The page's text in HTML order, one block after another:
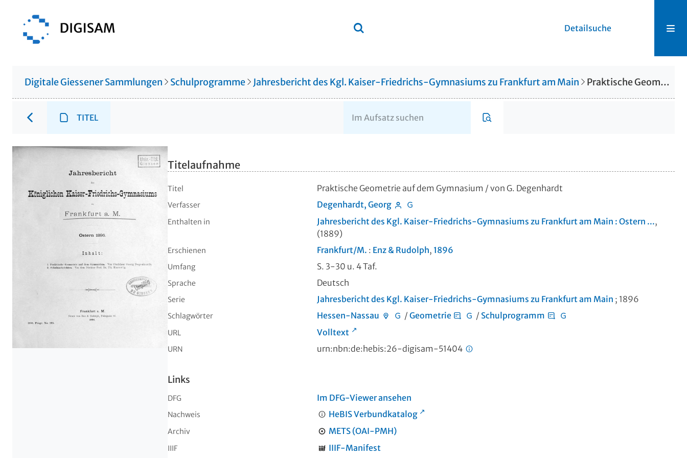
Detailsuche
Digitale Giessener Sammlungen Schulprogramme Jahresbericht des Kgl. Kaiser-Friedrichs-Gymnasiums zu Frankfurt am Main Praktische Geometrie auf dem Gymnasium
TITEL
Titelaufnahme
Titel Praktische Geometrie auf dem Gymnasium / von G. Degenhardt
Verfasser Degenhardt, Georg
Enthalten in Jahresbericht des Kgl. Kaiser-Friedrichs-Gymnasiums zu Frankfurt am Main : Ostern ...,
(1889)
Erschienen Frankfurt/M. : Enz & Rudolph, 1896
Umfang S. 3-30 u. 4 Taf.
Sprache Deutsch
Serie Jahresbericht des Kgl. Kaiser-Friedrichs-Gymnasiums zu Frankfurt am Main ; 1896
Schlagwörter Hessen-Nassau / Geometrie / Schulprogramm
URL Volltext
URN urn:nbn:de:hebis:26-digisam-51404
Links
DFG Im DFG-Viewer ansehen
Nachweis HeBIS Verbundkatalog
Archiv METS (OAI-PMH)
IIIF IIIF-Manifest